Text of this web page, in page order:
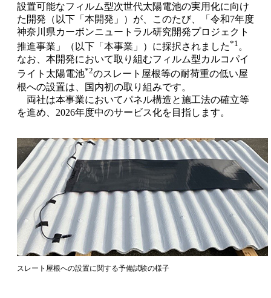
設置可能なフィルム型次世代太陽電池の実用化に向け
た開発（以下「本開発」）が、このたび、「令和7年度
神奈川県カーボンニュートラル研究開発プロジェクト
推進事業」（以下「本事業」）に採択されました*1 。
なお、本開発において取り組むフィルム型カルコパイ
ライト太陽電池*2のスレート屋根等の耐荷重の低い屋
根への設置は、国内初の取り組みです。
両社は本事業においてパネル構造と施工法の確立等
を進め、2026年度中のサービス化を目指します。
スレート屋根への設置に関する予備試験の様子